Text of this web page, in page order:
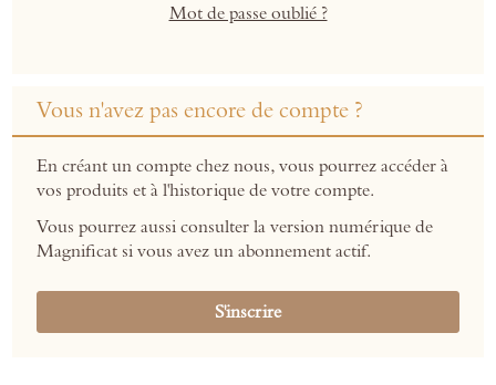
Mot de passe oublié ?
Vous n'avez pas encore de compte ?
En créant un compte chez nous, vous pourrez accéder à
vos produits et à l'historique de votre compte.
Vous pourrez aussi consulter la version numérique de
Magnificat si vous avez un abonnement actif.
S'inscrire